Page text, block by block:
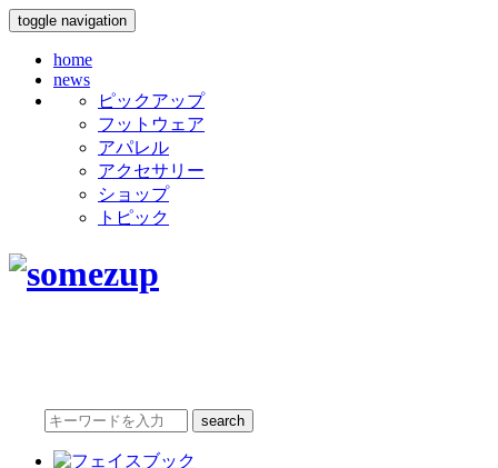
toggle navigation
home
news
ピックアップ
フットウェア
アパレル
アクセサリー
ショップ
トピック